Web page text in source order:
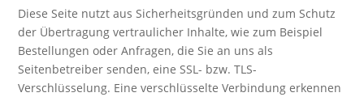
Diese Seite nutzt aus Sicherheitsgründen und zum Schutz
der Übertragung vertraulicher Inhalte, wie zum Beispiel
Bestellungen oder Anfragen, die Sie an uns als
Seitenbetreiber senden, eine SSL- bzw. TLS-
Verschlüsselung. Eine verschlüsselte Verbindung erkennen